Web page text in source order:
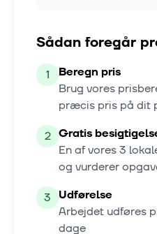
Sådan foregår
1
Beregn pris
Brug vores
præcis pris på dit
2 Gratis
En af vores3
og vurderer
3 Udførelse
Arbejdet udføres
dage